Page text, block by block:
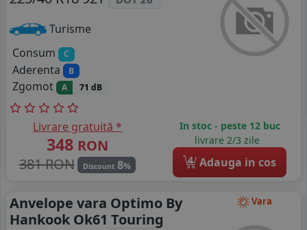
Turisme
Consum
C
Aderenta B
Zgomot A 71 dB
Livrare gratuită *
348 RON
381 RON
Discount 8%
In stoc - peste 12 buc
livrare 2/3 zile
4 Adauga in cos
Vara
Anvelope vara Optimo By
Hankook Ok61 Touring